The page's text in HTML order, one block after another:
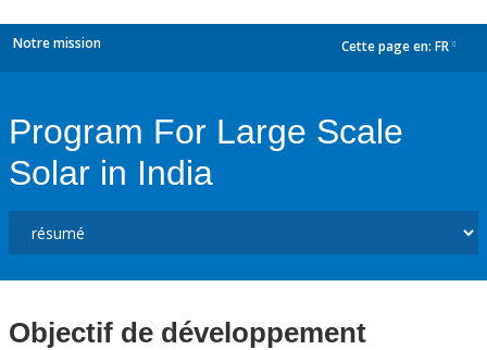
Notre mission Cette page en: FR
Program For Large Scale
Solar in India
Objectif de développement